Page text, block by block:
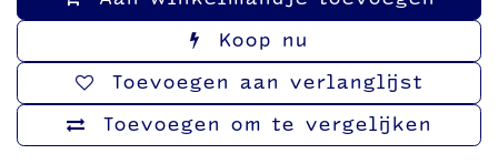
Koop nu
Toevoegen om te vergelijken
Toevoegen aan verlanglijst